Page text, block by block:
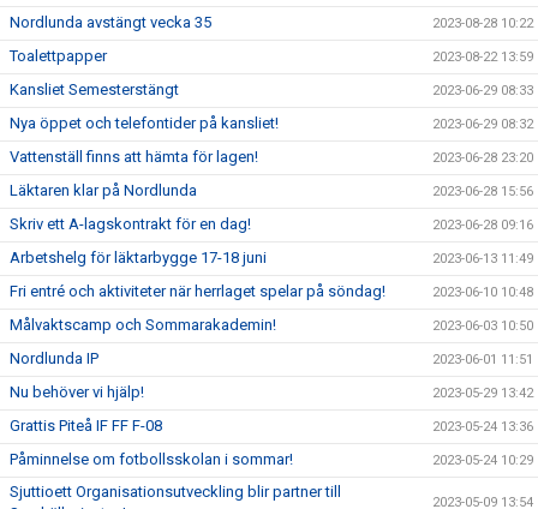
Nordlunda avstängt vecka 35 2023-08-28 10:22
Toalettpapper 2023-08-22 13:59
Kansliet Semesterstängt 2023-06-29 08:33
Nya öppet och telefontider på kansliet! 2023-06-29 08:32
Vattenställ finns att hämta för lagen! 2023-06-28 23:20
Läktaren klar på Nordlunda 2023-06-28 15:56
Skriv ett A-lagskontrakt för en dag! 2023-06-28 09:16
Arbetshelg för läktarbygge 17-18 juni 2023-06-13 11:49
Fri entré och aktiviteter när herrlaget spelar på söndag! 2023-06-10 10:48
Målvaktscamp och Sommarakademin! 2023-06-03 10:50
Nordlunda IP 2023-06-01 11:51
Nu behöver vi hjälp! 2023-05-29 13:42
Grattis Piteå IF FF F-08 2023-05-24 13:36
Påminnelse om fotbollsskolan i sommar! 2023-05-24 10:29
Sjuttioett Organisationsutveckling blir partner till
2023-05-09 13:54